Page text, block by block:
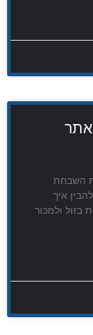
השבחת
איך
ולמכור